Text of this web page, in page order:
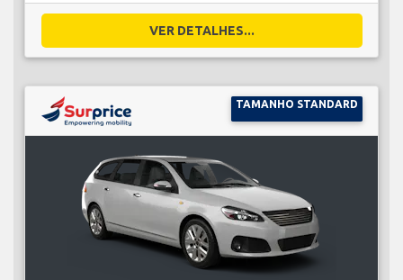
VER DETALHES...
TAMANHO STANDARD